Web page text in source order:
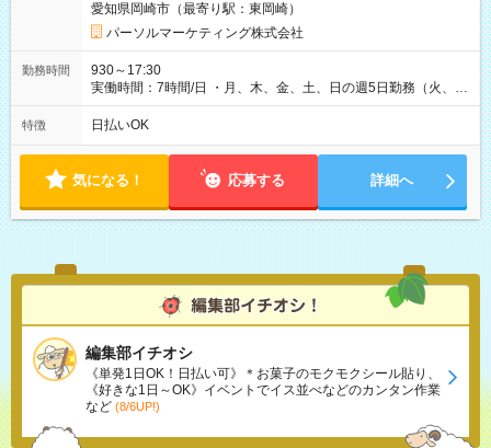
愛知県岡崎市（最寄り駅：東岡崎）
パーソルマーケティング株式会社
勤務時間
930～17:30
実働時間：7時間/日 ・月、木、金、土、日の週5日勤務（火、水
は固定休です／夏季、年末年始等、長期休暇有り！） ・ワンシ
フト！ 残業ほぼナシ（0～5h/月）
特徴 日払いOK
気になる！ 応募する 詳細へ
編集部イチオシ
《単発1日OK！日払い可》＊お菓子のモクモクシール貼り、
《好きな1日～OK》イベントでイス並べなどのカンタン作業
など (8/6UP!)